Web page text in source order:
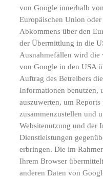
von Google innerhalb
Europäischen Union oder
Abkommens über den
der Übermittlung in die
Ausnahmefällen wird die
von Google in den USA
Auftrag des Betreibers
Informationen benutzen,
auszuwerten, um
zusammenzustellen und
Websitenutzung und der
Dienstleistungen
erbringen. Die im
Ihrem Browser
anderen Daten von